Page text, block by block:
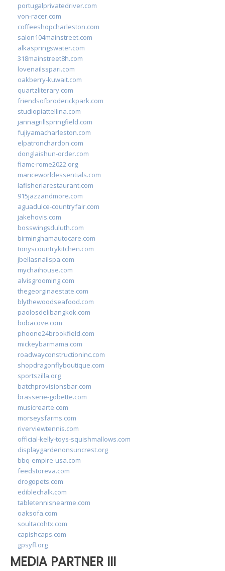
portugalprivatedriver.com
von-racer.com
coffeeshopcharleston.com
salon104mainstreet.com
alkaspringswater.com
318mainstreet8h.com
lovenailsspari.com
oakberry-kuwait.com
quartzliterary.com
friendsofbroderickpark.com
studiopiattellina.com
jannagrillspringfield.com
fujiyamacharleston.com
elpatronchardon.com
donglaishun-order.com
fiamc-rome2022.org
mariceworldessentials.com
lafisheriarestaurant.com
915jazzandmore.com
aguadulce-countryfair.com
jakehovis.com
bosswingsduluth.com
birminghamautocare.com
tonyscountrykitchen.com
jbellasnailspa.com
mychaihouse.com
alvisgrooming.com
thegeorginaestate.com
blythewoodseafood.com
paolosdelibangkok.com
bobacove.com
phoone24brookfield.com
mickeybarmama.com
roadwayconstructioninc.com
shopdragonflyboutique.com
sportszilla.org
batchprovisionsbar.com
brasserie-gobette.com
musicrearte.com
morseysfarms.com
riverviewtennis.com
official-kelly-toys-squishmallows.com
displaygardenonsuncrest.org
bbq-empire-usa.com
feedstoreva.com
drogopets.com
ediblechalk.com
tabletennisnearme.com
oaksofa.com
soultacohtx.com
capishcaps.com
gpsyfl.org
MEDIA PARTNER III